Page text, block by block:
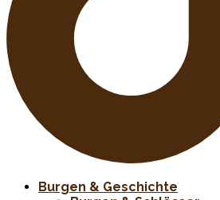
Burgen & Geschichte